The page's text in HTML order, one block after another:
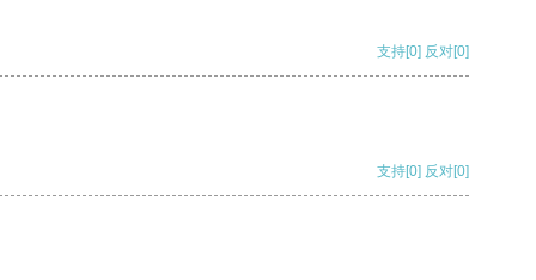
支持[0] 反对[0]
支持[0] 反对[0]